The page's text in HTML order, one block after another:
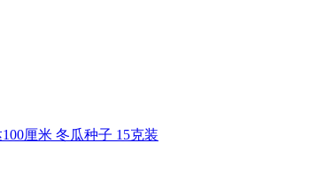
厘米 冬瓜种子 15克装